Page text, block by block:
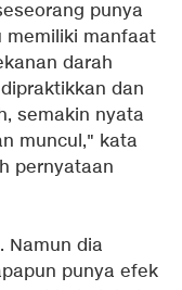
punya
memiliki manfaat
darah
dan
semakin nyata
muncul," kata
pernyataan
Namun dia
punya efek